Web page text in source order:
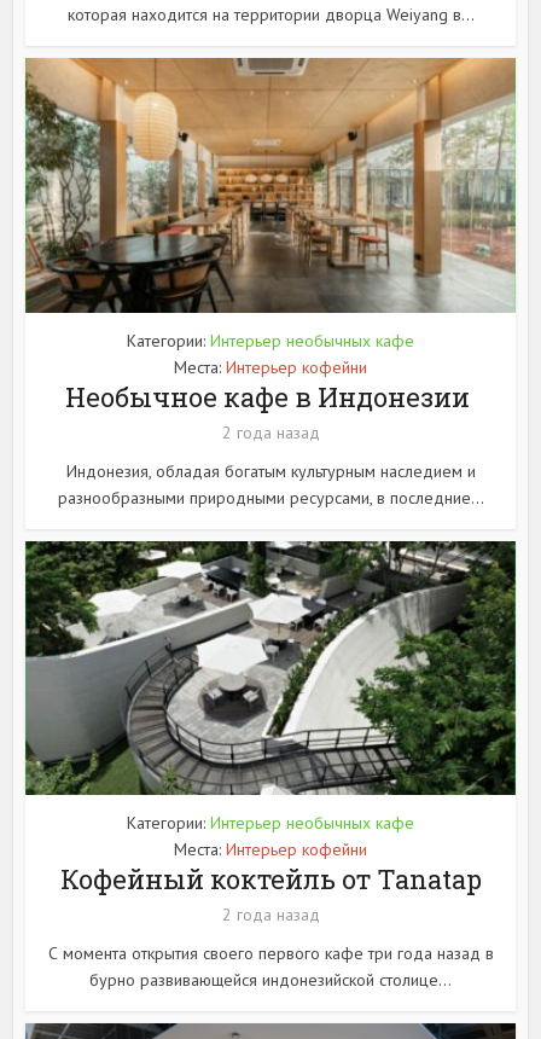
которая находится на территории дворца Weiyang в...
Категории: Интерьер необычных кафе
Места: Интерьер кофейни
Необычное кафе в Индонезии
2 года назад
Индонезия, обладая богатым культурным наследием и
разнообразными природными ресурсами, в последние...
Категории: Интерьер необычных кафе
Места: Интерьер кофейни
Кофейный коктейль от Tanatap
2 года назад
С момента открытия своего первого кафе три года назад в
бурно развивающейся индонезийской столице...